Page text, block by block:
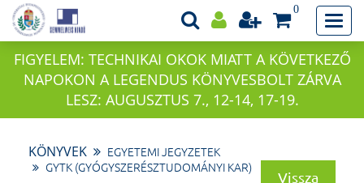
0
FIGYELEM: TECHNIKAI OKOK MIATT A KÖVETKEZŐ
NAPOKON A LEGENDUS KÖNYVESBOLT ZÁRVA
LESZ: AUGUSZTUS 7., 12-14, 17-19.
KÖNYVEK
EGYETEMI JEGYZETEK
GYTK (GYÓGYSZERÉSZTUDOMÁNYI KAR)
Vissza